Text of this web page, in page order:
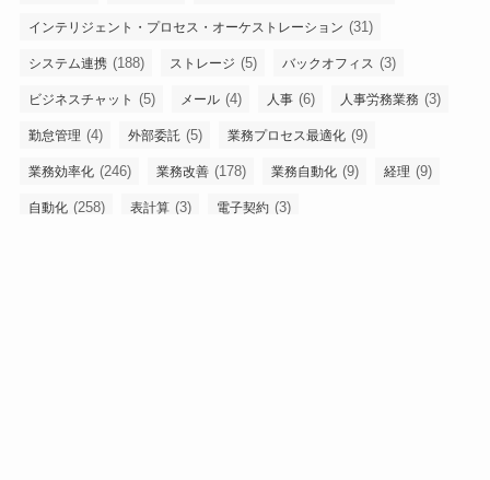
インテリジェント・プロセス・オーケストレーション (31)
システム連携 (188) ストレージ (5) バックオフィス (3)
ビジネスチャット (5) メール (4) 人事 (6) 人事労務業務 (3)
勤怠管理 (4) 外部委託 (5) 業務プロセス最適化 (9)
業務効率化 (246) 業務改善 (178) 業務自動化 (9) 経理 (9)
自動化 (258) 表計算 (3) 電子契約 (3)